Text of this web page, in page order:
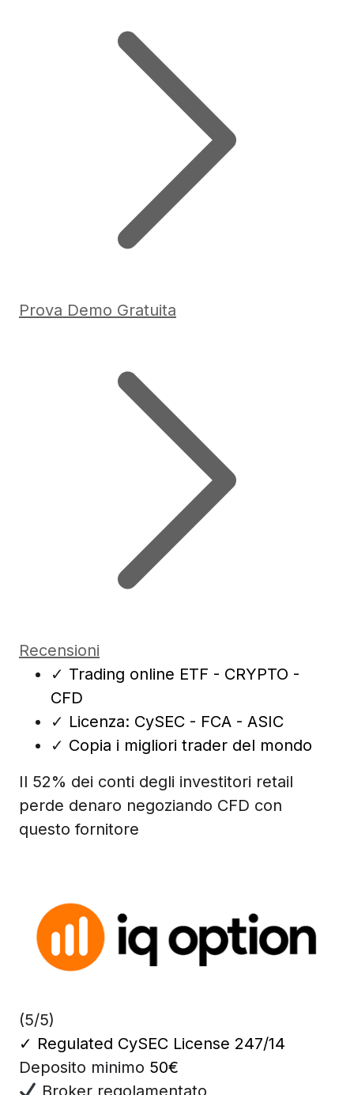
Prova Demo Gratuita
Recensioni
✓ Trading online ETF - CRYPTO -
CFD
✓ Licenza: CySEC - FCA - ASIC
✓ Copia i migliori trader del mondo
Il 52% dei conti degli investitori retail
perde denaro negoziando CFD con
questo fornitore
(5/5)
✓ Regulated CySEC License 247/14
Deposito minimo 50€